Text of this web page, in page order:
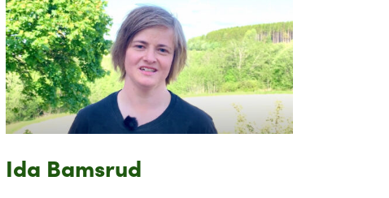
Ida Bamsrud